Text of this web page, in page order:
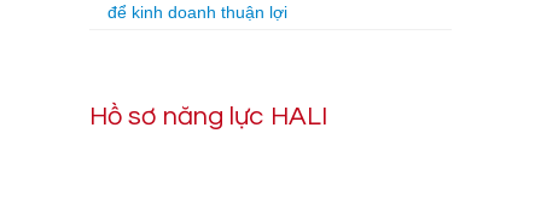
để kinh doanh thuận lợi
Hồ sơ năng lực HALI